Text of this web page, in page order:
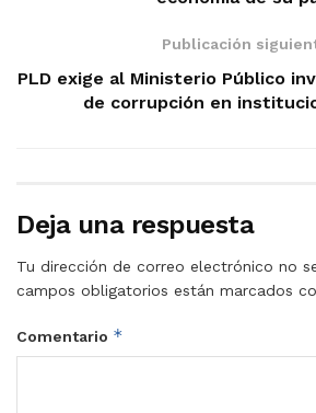
Publicación
PLD exige al Ministerio Público
de corrupción en
Deja una respuesta
Tu dirección de correo electrónico no
campos obligatorios están marcados
Comentario *